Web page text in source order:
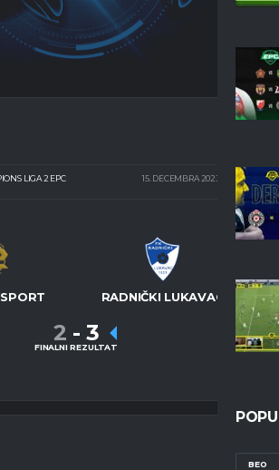
BEO
LIGA 2 EPC
15. DECEMBRA 2023. 21:00
RADNIČKI LUKAVAC
2 - 3
FINALNI REZULTAT